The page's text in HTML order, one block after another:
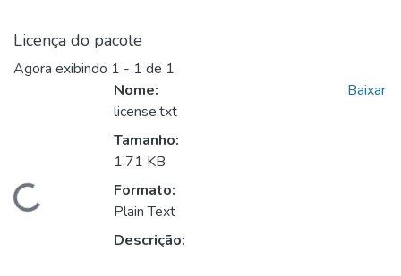
Licença do pacote
Agora exibindo 1 - 1 de 1
Nome:
license.txt
Tamanho:
1.71 KB
Formato:
Plain Text
Descrição:
Baixar